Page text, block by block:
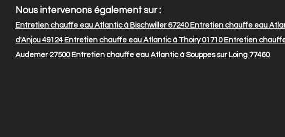
Nous intervenons également sur :
Entretien chauffe eau Atlantic à Bischwiller 67240Entretien chauffe eau
d'Anjou 49124 Entretien chauffe eau Atlantic à Thoiry 01710Entretien
Audemer 27500Entretien chauffe eau Atlantic à Souppes sur Loing 77460